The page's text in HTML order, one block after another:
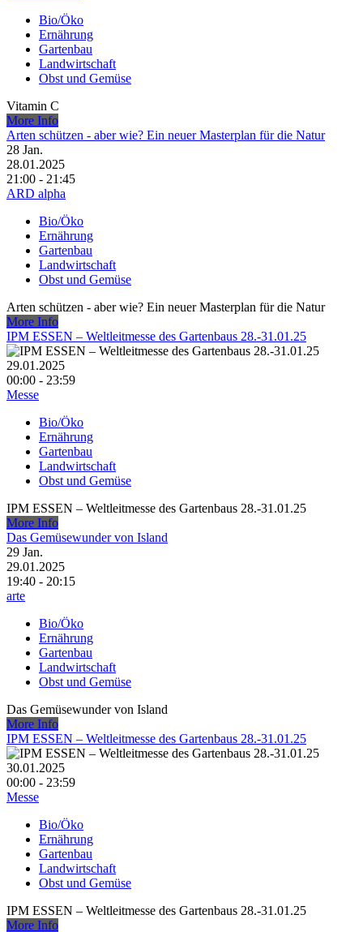
Bio/Öko
Ernährung
Gartenbau
Landwirtschaft
Obst und Gemüse
Vitamin C
More Info
Arten schützen - aber wie? Ein neuer Masterplan für die Natur
28 Jan.
28.01.2025
21:00 - 21:45
ARD alpha
Bio/Öko
Ernährung
Gartenbau
Landwirtschaft
Obst und Gemüse
Arten schützen - aber wie? Ein neuer Masterplan für die Natur
More Info
IPM ESSEN – Weltleitmesse des Gartenbaus 28.-31.01.25
29.01.2025
00:00 - 23:59
Messe
Bio/Öko
Ernährung
Gartenbau
Landwirtschaft
Obst und Gemüse
IPM ESSEN – Weltleitmesse des Gartenbaus 28.-31.01.25
More Info
Das Gemüsewunder von Island
29 Jan.
29.01.2025
19:40 - 20:15
arte
Bio/Öko
Ernährung
Gartenbau
Landwirtschaft
Obst und Gemüse
Das Gemüsewunder von Island
More Info
IPM ESSEN – Weltleitmesse des Gartenbaus 28.-31.01.25
30.01.2025
00:00 - 23:59
Messe
Bio/Öko
Ernährung
Gartenbau
Landwirtschaft
Obst und Gemüse
IPM ESSEN – Weltleitmesse des Gartenbaus 28.-31.01.25
More Info